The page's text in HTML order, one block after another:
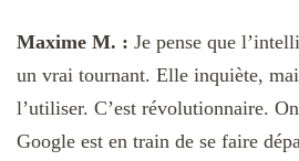
Maxime M. : Je pense que
un vrai tournant. Elle inquiète,
l’utiliser. C’est révolutionnaire.
Google est en train de se faire